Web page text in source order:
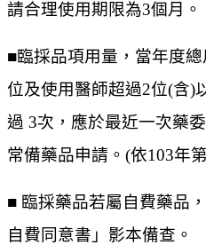
請合理使用期限為3個月。
■臨採品項用量，當年度
位及使用醫師超過2位(含)
過 3次，應於最近一次藥
常備藥品申請。(依103年
■ 臨採藥品若屬自費藥品
自費同意書」影本備查。